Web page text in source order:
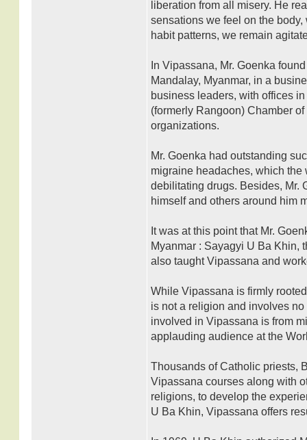
liberation from all misery. He
sensations we feel on the
habit patterns, we remain
In Vipassana, Mr. Goenka
Mandalay, Myanmar, in a
business leaders, with offices
(formerly Rangoon) Chamber
organizations.
Mr. Goenka had outstanding
migraine headaches, which
debilitating drugs. Besides, Mr.
himself and others around him
It was at this point that Mr.
Myanmar : Sayagyi U Ba Khin,
also taught Vipassana and
While Vipassana is firmly
is not a religion and involves
involved in Vipassana is from
applauding audience at the
Thousands of Catholic priests,
Vipassana courses along with
religions, to develop the
U Ba Khin, Vipassana offers